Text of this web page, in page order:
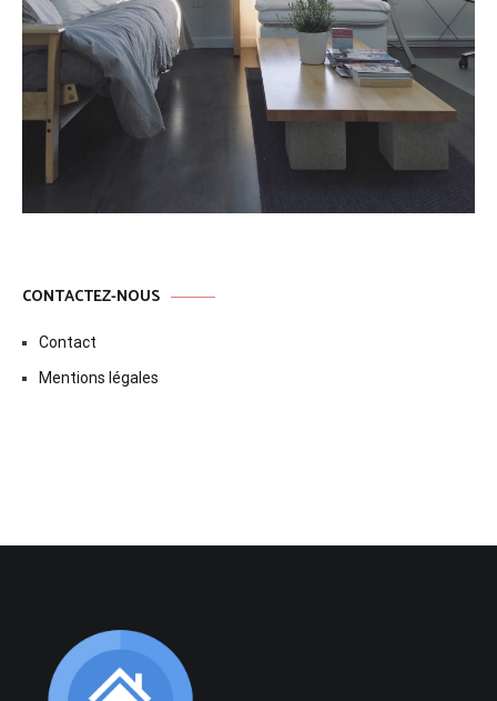
CONTACTEZ-NOUS
Contact
Mentions légales